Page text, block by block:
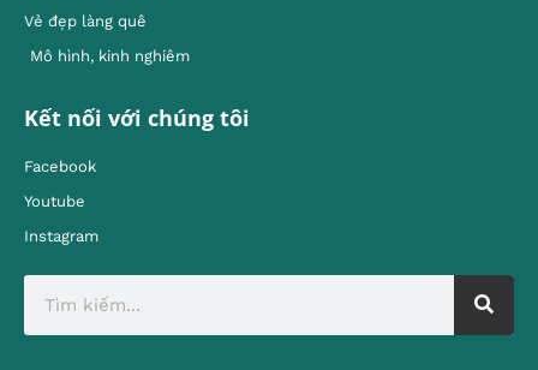
Vẻ đẹp làng quê
Mô hình, kinh nghiêm
Kết nối với chúng tôi
Facebook
Youtube
Instagram